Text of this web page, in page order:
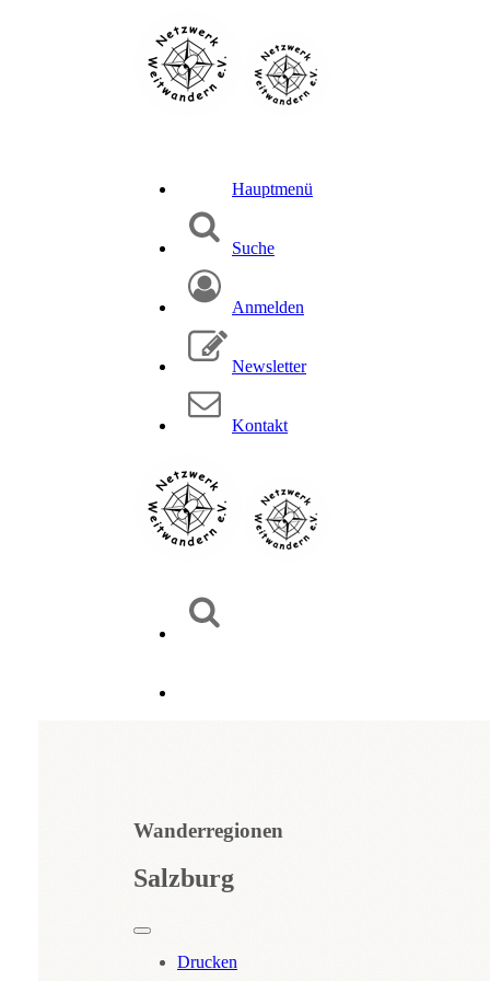
Hauptmenü
Suche
Anmelden
Newsletter
Kontakt
Wanderregionen
Salzburg
Drucken